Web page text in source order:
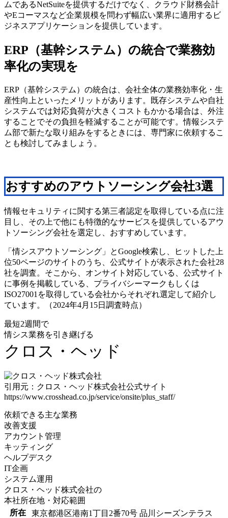
ムであるNetSuiteを提供するだけでなく、クラウド財務会計
やEコーマスなど企業規模を問わず幅広い業界に適用するビ
ジネスアプリケーションを提供しています。
ERP（基幹システム）の統合で業務効
率化の実現を
ERP（基幹システム）の統合は、会社全体の業務効率化・生
産性向上といったメリットがあります。既存システムや自社
システムでは対応負荷が大きくコストもかかる場合は、外注
することでその負担を軽減することが可能です。情報システ
ム部で新たな取り組みをするときには、専門家に依頼するこ
とも検討してみましょう。
おすすめのアウトソーシング会社3選
情報セキュリティに関する第三者認定を取得している点に注
目し、その上で他にも特徴的なサービスを提供しているアウ
トソーシング会社を選定し、おすすめしています。
「情シスアウトソーシング」とGoogle検索し、ヒットした上
位50ページのサイトのうち、公式サイトが表示された会社28
社を調査。そこから、オンサイト対応している、公式サイト
に事例を掲載している、プライバシーマークもしくは
ISO27001を取得している会社からそれぞれ選定して紹介し
ています。（2024年4月15日調査時点）
最短2週間で
情シス業務を引き継げる
クロス・ヘッド
引用元：クロス・ヘッド株式会社公式サイト
https://www.crosshead.co.jp/service/onsite/plus_staff/
依頼できる主な業務
改善支援
アカウント管理
キッティング
ヘルプデスク
IT企画
システム運用
クロス・ヘッド株式会社の
本社所在地・対応範囲
所在
東京都港区港南1丁目2番70号 品川シーズンテラス